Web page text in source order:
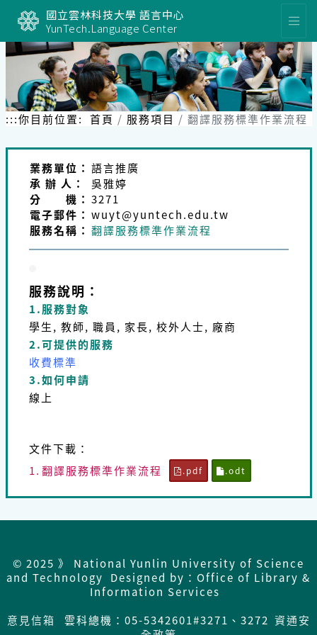
塊
國立雲林科技大學 語言中心
YunTech.Language Center
:::你目前位置: 首頁 服務項目 翻譯服務標準作業流程
業務單位： 語言推廣
承 辦 人：
吳雅婷
分 機： 3271
電子郵件： wuyt@yuntech.edu.tw
服務名稱： 翻譯服務標準作業流程
服務說明：
1.服務對象
學生, 教師, 職員, 家長, 校外人士, 廠商
2.可提供的服務
收費標準
3.如何申請
線上
文件下載：
1. 翻譯服務標準作業流程 .pdf .odt
© 2025 》 National Yunlin University of Science
and Technology Designed by：Office of Library &
Information Services
意見信箱
雲科總機：05-5342601#3271、3272 資通安